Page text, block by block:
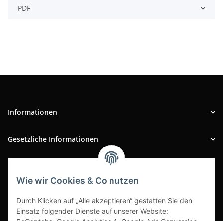
Wie wir Cookies & Co nutzen
Durch Klicken auf „Alle akzeptieren“ gestatten Sie den
Einsatz folgender Dienste auf unserer Website:
PDF
Informationen
Gesetzliche Informationen